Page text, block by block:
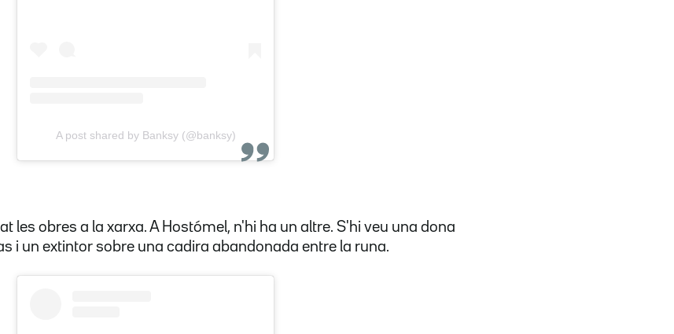
A post shared by Banksy (@banksy)
les obres a la xarxa. A Hostómel, n'hi ha un altre. S'hi veu una dona
i un extintor sobre una cadira abandonada entre la runa.